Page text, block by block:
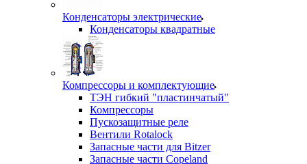
Конденсаторы электрические
Конденсаторы квадратные
Компрессоры и комплектующие
ТЭН гибкий "пластинчатый"
Компрессоры
Пускозащитные реле
Вентили Rotalock
Запасные части для Bitzer
Запасные части Copeland